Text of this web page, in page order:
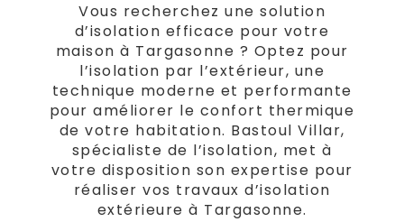
Vous recherchez une solution
d’isolation efficace pour votre
maison à Targasonne ? Optez pour
l’isolation par l’extérieur, une
technique moderne et performante
pour améliorer le confort thermique
de votre habitation. Bastoul Villar,
spécialiste de l’isolation, met à
votre disposition son expertise pour
réaliser vos travaux d’isolation
extérieure à Targasonne.